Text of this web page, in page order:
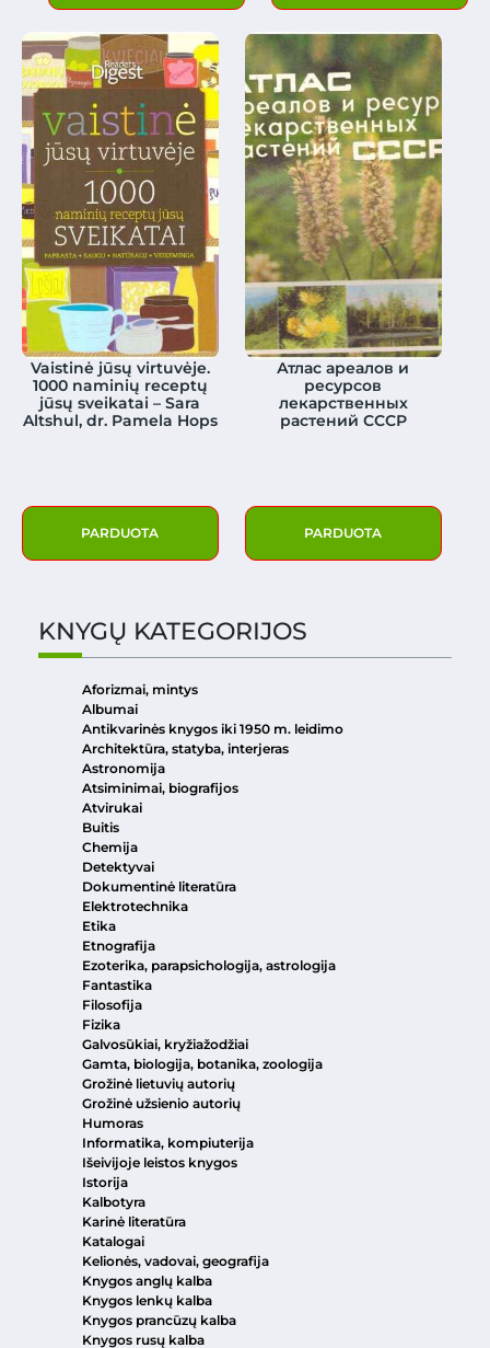
Vaistinė jūsų virtuvėje.
1000 naminių receptų
jūsų sveikatai – Sara
Altshul, dr. Pamela Hops
PARDUOTA
Атлас ареалов и
ресурсов
лекарственных
растений СССР
PARDUOTA
KNYGŲ KATEGORIJOS
Aforizmai, mintys
Albumai
Antikvarinės knygos iki 1950 m. leidimo
Architektūra, statyba, interjeras
Astronomija
Atsiminimai, biografijos
Atvirukai
Buitis
Chemija
Detektyvai
Dokumentinė literatūra
Elektrotechnika
Etika
Etnografija
Ezoterika, parapsichologija, astrologija
Fantastika
Filosofija
Fizika
Galvosūkiai, kryžiažodžiai
Gamta, biologija, botanika, zoologija
Grožinė lietuvių autorių
Grožinė užsienio autorių
Humoras
Informatika, kompiuterija
Išeivijoje leistos knygos
Istorija
Kalbotyra
Karinė literatūra
Katalogai
Kelionės, vadovai, geografija
Knygos anglų kalba
Knygos lenkų kalba
Knygos prancūzų kalba
Knygos rusų kalba